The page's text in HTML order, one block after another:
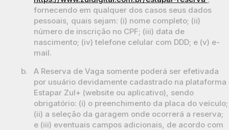
fornecendo em qualquer dos casos seus dados
pessoais, quais sejam: (i) nome completo; (ii)
número de inscrição no CPF; (iii) data de
nascimento; (iv) telefone celular com DDD; e (v) e-
mail.
b.
A Reserva de Vaga somente poderá ser efetivada
por usuário devidamente cadastrado na plataforma
Estapar Zul+ (website ou aplicativo), sendo
obrigatório: (i) o preenchimento da placa do veículo;
(ii) a seleção da garagem onde ocorrerá a reserva;
e (iii) eventuais campos adicionais, de acordo com